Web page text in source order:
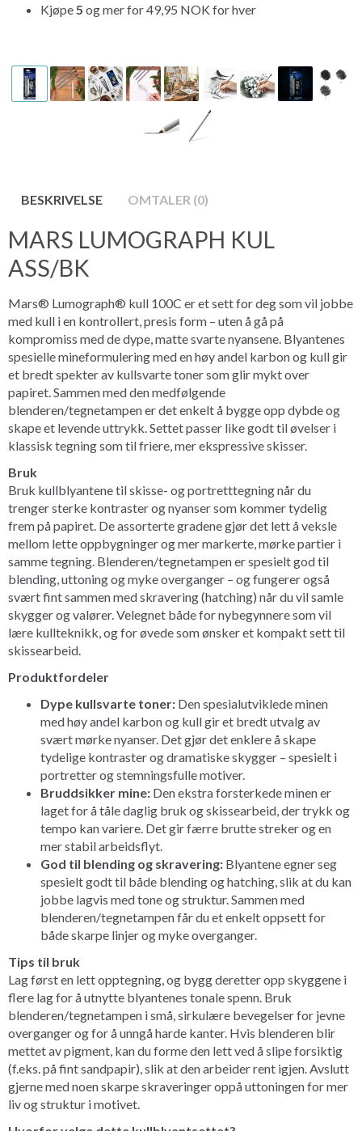
Kjøpe 5 og mer for49,95 NOK for hver
BESKRIVELSE OMTALER (0)
MARS LUMOGRAPH KUL
ASS/BK
Mars® Lumograph® kull 100C er et sett for deg som vil jobbe
med kull i en kontrollert, presis form – uten å gå på
kompromiss med de dype, matte svarte nyansene. Blyantenes
spesielle mineformulering med en høy andel karbon og kull gir
et bredt spekter av kullsvarte toner som glir mykt over
papiret. Sammen med den medfølgende
blenderen/tegnetampen er det enkelt å bygge opp dybde og
skape et levende uttrykk. Settet passer like godt til øvelser i
klassisk tegning som til friere, mer ekspressive skisser.
Bruk
Bruk kullblyantene til skisse- og portretttegning når du
trenger sterke kontraster og nyanser som kommer tydelig
frem på papiret. De assorterte gradene gjør det lett å veksle
mellom lette oppbygninger og mer markerte, mørke partier i
samme tegning. Blenderen/tegnetampen er spesielt god til
blending, uttoning og myke overganger – og fungerer også
svært fint sammen med skravering (hatching) når du vil samle
skygger og valører. Velegnet både for nybegynnere som vil
lære kullteknikk, og for øvede som ønsker et kompakt sett til
skissearbeid.
Produktfordeler
Dype kullsvarte toner: Den spesialutviklede minen
med høy andel karbon og kull gir et bredt utvalg av
svært mørke nyanser. Det gjør det enklere å skape
tydelige kontraster og dramatiske skygger – spesielt i
portretter og stemningsfulle motiver.
Bruddsikker mine: Den ekstra forsterkede minen er
laget for å tåle daglig bruk og skissearbeid, der trykk og
tempo kan variere. Det gir færre brutte streker og en
mer stabil arbeidsflyt.
God til blending og skravering: Blyantene egner seg
spesielt godt til både blending og hatching, slik at du kan
jobbe lagvis med tone og struktur. Sammen med
blenderen/tegnetampen får du et enkelt oppsett for
både skarpe linjer og myke overganger.
Tips til bruk
Lag først en lett opptegning, og bygg deretter opp skyggene i
flere lag for å utnytte blyantenes tonale spenn. Bruk
blenderen/tegnetampen i små, sirkulære bevegelser for jevne
overganger og for å unngå harde kanter. Hvis blenderen blir
mettet av pigment, kan du forme den lett ved å slipe forsiktig
(f.eks. på fint sandpapir), slik at den arbeider rent igjen. Avslutt
gjerne med noen skarpe skraveringer oppå uttoningen for mer
liv og struktur i motivet.